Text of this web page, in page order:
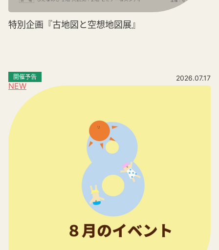
特別企画『古地図と空想地図展』
NEW
開催予告 2026.07.17